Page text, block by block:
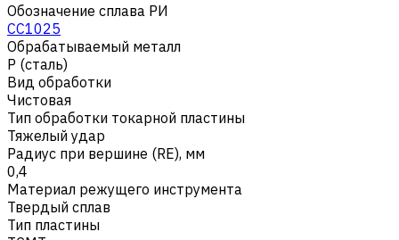
Обозначение сплава РИ
CC1025
Обрабатываемый металл
Р (сталь)
Вид обработки
Чистовая
Тип обработки токарной пластины
Тяжелый удар
Радиус при вершине (RE), мм
0,4
Материал режущего инструмента
Твердый сплав
Тип пластины